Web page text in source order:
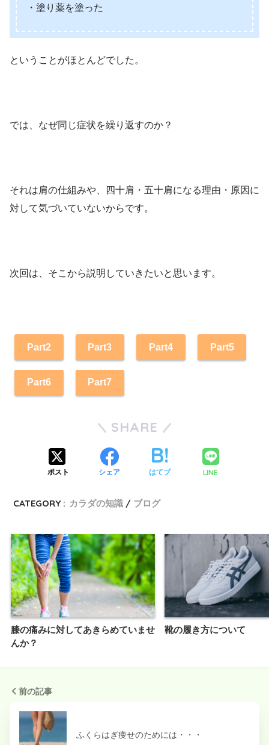
・塗り薬を塗った
ということがほとんどでした。
では、なぜ同じ症状を繰り返すのか？
それは肩の仕組みや、四十肩・五十肩になる理由・原因に
対して気づいていないからです。
次回は、そこから説明していきたいと思います。
Part2 Part3 Part4 Part5
Part6 Part7
SHARE
ポスト シェア はてブ LINE
CATEGORY : カラダの知識 ブログ
膝の痛みに対してあきらめていませ
んか？
靴の履き方について
前の記事
ふくらはぎ痩せのためには・・・